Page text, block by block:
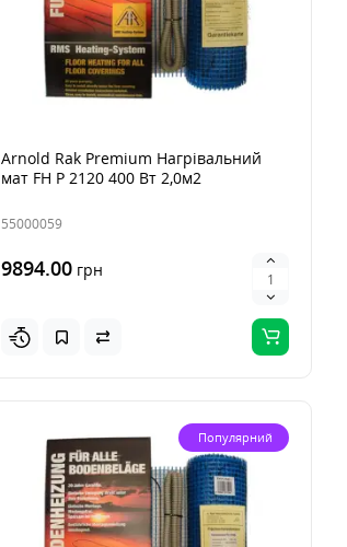
Arnold Rak Premium Нагрівальний
мат FH Р 2120 400 Вт 2,0м2
55000059
9894.00 грн
Популярний